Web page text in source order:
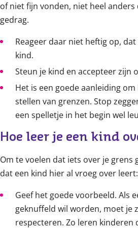
of niet fijn vonden, niet heel
gedrag.
Reageer daar niet heftig op,
kind.
Steun je kind en accepteer zijn
Het is een goede aanleiding
stellen van grenzen. Stop
een spelletje in het begin wel
Hoe leer je een kind
Om te voelen dat iets over je grens
dat een kind hier al vroeg over leert:
Geef het goede voorbeeld. Als
geknuffeld wil worden, moet je
respecteren. Zo leren kinderen